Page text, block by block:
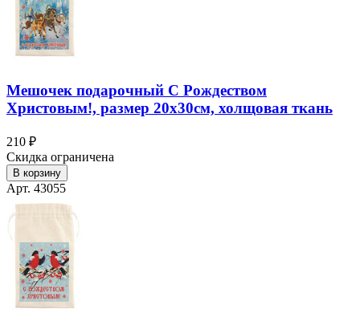
Мешочек подарочный С Рождеством
Христовым!, размер 20х30см, холщовая ткань
210 ₽
Скидка ограничена
В корзину
Арт. 43055